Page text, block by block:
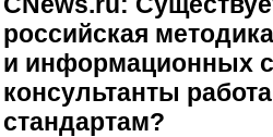
российская
и информационных
консультанты
стандартам?